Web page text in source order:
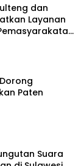
dan
Layanan
Paten
Suara